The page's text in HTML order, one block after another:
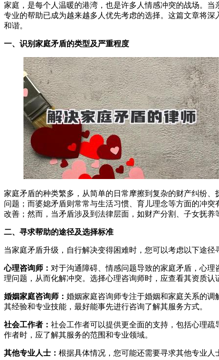
家庭，是每个人温暖的港湾，也是许多人情感冲突的战场。
专业的帮助已成为越来越多人优先考虑的选择。这篇文章将
和谐。
一、识别家庭矛盾的类型及严重程度
家庭矛盾的种类繁多，从简单的日常摩擦到复杂的财产纠纷
问题；而婆媳矛盾则常常与生活习惯、育儿理念等方面的冲
改善；然而，当矛盾涉及到法律层面，如财产分割、子女抚养
二、寻求帮助的途径及选择标准
当家庭矛盾升级，自行解决变得困难时，您可以考虑以下途径
心理咨询师： 对于沟通障碍、情感问题导致的家庭矛盾，心
理问题，从而化解冲突。选择心理咨询师时，应查看其资质
婚姻家庭咨询师： 婚姻家庭咨询师专注于婚姻和家庭关系的
其经验和专业技能，最好能事先进行咨询了解其服务方式。
社会工作者： 社会工作者可以提供更全面的支持，包括心理
作者时，应了解其服务的范围和专业领域。
其他专业人士： 根据具体情况，您可能还需要寻求其他专业人